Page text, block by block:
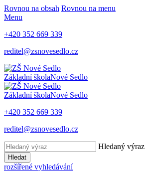
Rovnou na obsah Rovnou na menu
Menu
+420 352 669 339
reditel@zsnovesedlo.cz
Základní školaNové Sedlo
Základní školaNové Sedlo
+420 352 669 339
reditel@zsnovesedlo.cz
Hledaný výraz
Hledat
rozšířené vyhledávání